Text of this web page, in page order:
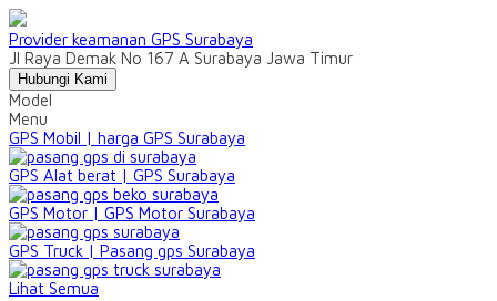
Provider keamanan GPS Surabaya
Jl Raya Demak No 167 A Surabaya Jawa Timur
Hubungi Kami
Model
Menu
GPS Mobil | harga GPS Surabaya
GPS Alat berat | GPS Surabaya
GPS Motor | GPS Motor Surabaya
GPS Truck | Pasang gps Surabaya
Lihat Semua